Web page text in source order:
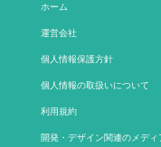
ホーム
運営会社
個人情報保護方針
個人情報の取扱いについて
利用規約
開発・デザイン関連のメディ